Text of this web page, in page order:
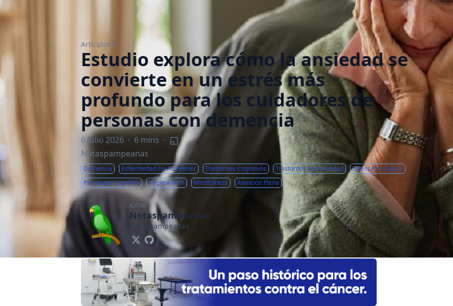
Artículos /
Estudio explora cómo la ansiedad se
convierte en un estrés más
profundo para los cuidadores de
personas con demencia
6 julio 2026 · 6 mins ·
Notaspampeanas
Demencia Enfermedad De Alzheimer Trastornos Cognitivos Trastornos De Ansiedad
Stress Psicológico
Psicología Cognitiva
Virginia Tech Mindfulness Atención Plena
AUTOR
Notaspampeanas
Notaspampeanas